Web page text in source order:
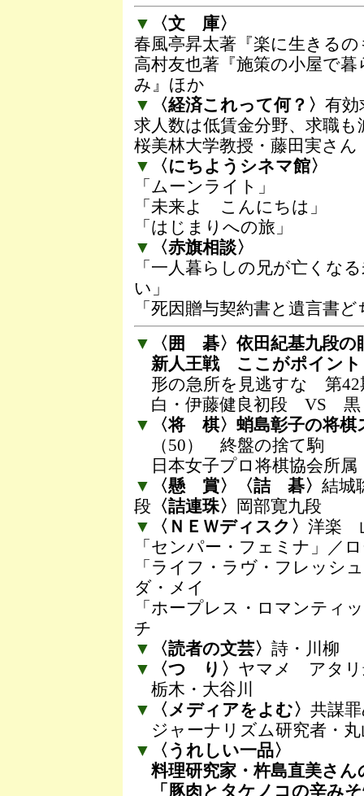
▼
〈文 庫〉
春風亭昇太著『楽に生きる
高村友也著『施策の小屋で
み』ほか
▼
〈経済これって何？〉 有効
求人数は低賃金分野、求職も
桜美林大学教授・藤田実さん
▼
〈にちようシネマ館〉
「ムーンライト」
「未来よ こんにちは」
「はじまりへの旅」
▼
〈赤旗相談〉
「一人暮らしの兄が亡くな
い」
「死因贈与契約書と遺言書
▼
〈囲 碁〉依田紀基九段の
新人王戦 ここがポイント
形の急所を見逃すな 第42
白・伊藤健良初段 VS 黒
▼
〈将 棋〉蛸島彰子の将
（50） 終盤の捨て駒
日本女子プロ将棋協会所属
▼
〈懸 賞〉〈詰 碁〉 結城
段 〈詰連珠〉
岡部寛九段
▼
〈ＮＥＷディスク〉 洋楽
「センパー・フェミナ」／
「ライフ・ラヴ・フレッシ
ダ・メイ
「ホープレス・ロマンティ
チ
▼
〈読者の文芸〉 詩・川柳
▼
〈つ り〉 ヤマメ アタリ
栃木・大谷川
▼
〈メディアをよむ〉 共謀
ジャーナリズム研究者・丸
▼
〈うれしい一品〉
料理研究家・杵島直美さん
「豚肉とタケノコの辛み